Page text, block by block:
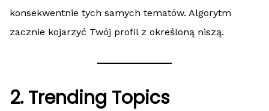
konsekwentnie tych samych tematów. Algorytm
zacznie kojarzyć Twój profil z określoną niszą.
2. Trending Topics